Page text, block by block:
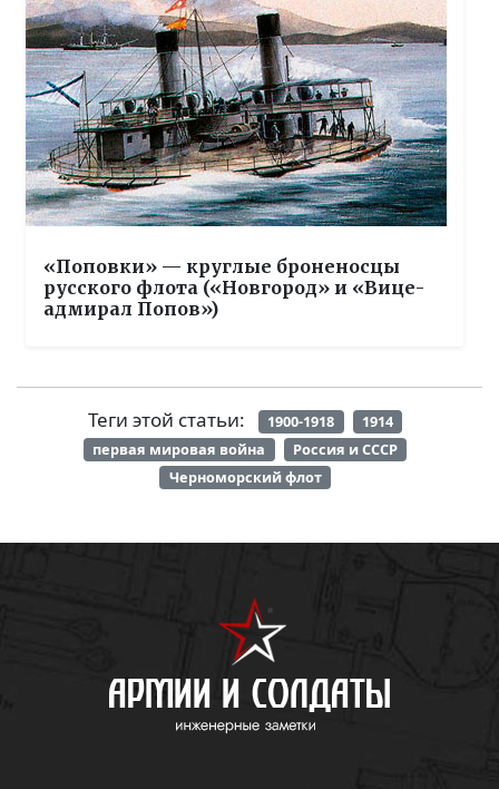
«Поповки» — круглые броненосцы
русского флота («Новгород» и «Вице-
адмирал Попов»)
Теги этой статьи: 1900-1918
1914
первая мировая война
Россия и СССР
Черноморский флот